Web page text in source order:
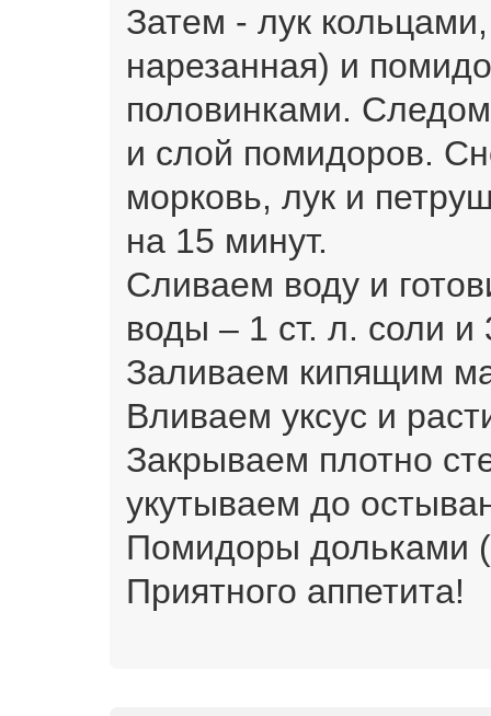
Затем - лук
нарезанная) и
половинками.
и слой помидоров.
морковь, лук и
на 15 минут.
Сливаем воду и
воды – 1 ст. л. соли и
Заливаем кипящим
Вливаем уксус и
Закрываем плотно
укутываем до
Помидоры дольками
Приятного аппетита!